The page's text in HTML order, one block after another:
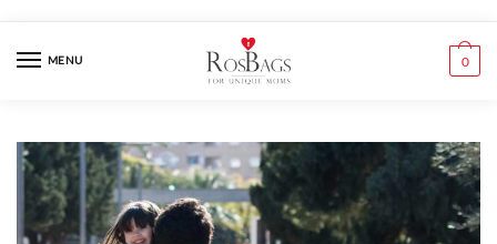
navigation
contentMENU 0